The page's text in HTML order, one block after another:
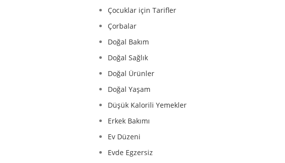
Çocuklar için Tarifler
Çorbalar
Doğal Bakım
Doğal Sağlık
Doğal Ürünler
Doğal Yaşam
Düşük Kalorili Yemekler
Erkek Bakımı
Ev Düzeni
Evde Egzersiz